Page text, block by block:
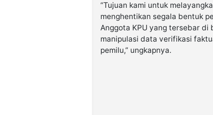
“Tujuan kami untuk
menghentikan segala bentuk
Anggota KPU yang tersebar
manipulasi data verifikasi
pemilu,” ungkapnya.